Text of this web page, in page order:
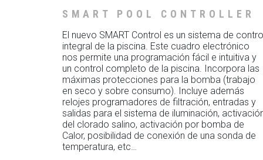
SMART POOL CONTROLLER
El nuevo SMART Control es un sistema de
integral de la piscina. Este cuadro electrónico
nos permite una programación fácil e intuitiva y
un control completo de la piscina. Incorpora las
máximas protecciones para la bomba (trabajo
en seco y sobre consumo). Incluye además
relojes programadores de filtración, entradas y
salidas para el sistema de iluminación,
del clorado salino, activación por bomba de
Calor, posibilidad de conexión de una sonda de
temperatura, etc…